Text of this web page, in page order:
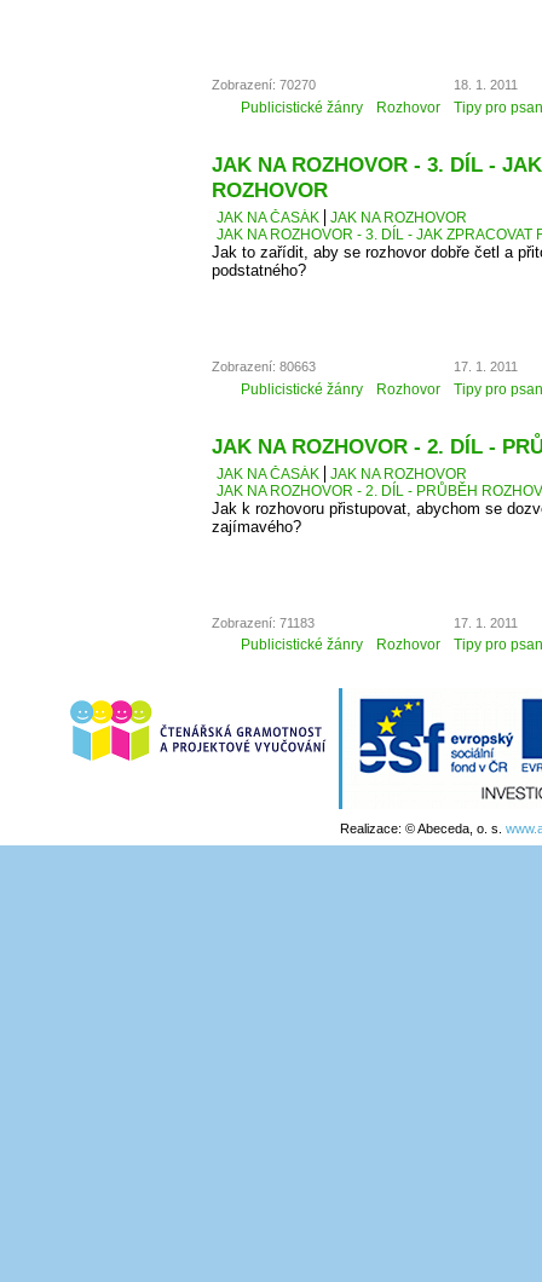
Zobrazení: 70270 18. 1. 2011
Publicistické žánry Rozhovor Tipy pro
JAK NA ROZHOVOR - 3. DÍL -
ROZHOVOR
JAK NA ČASÁK
JAK NA ROZHOVOR
JAK NA ROZHOVOR - 3. DÍL - JAK ZPRACOVAT
Jak to zařídit, aby se rozhovor dobře četl a
podstatného?
Zobrazení: 80663 17. 1. 2011
Publicistické žánry Rozhovor Tipy pro
JAK NA ROZHOVOR - 2. DÍL -
JAK NA ČASÁK
JAK NA ROZHOVOR
JAK NA ROZHOVOR - 2. DÍL - PRŮBĚH
Jak k rozhovoru přistupovat, abychom se
zajímavého?
Zobrazení: 71183 17. 1. 2011
Publicistické žánry Rozhovor Tipy pro
Realizace: © Abeceda, o. s.